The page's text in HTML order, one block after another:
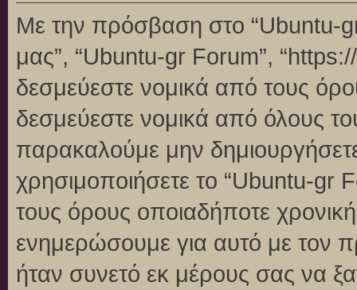
Με την πρόσβαση στο “Ubuntu-gr
μας”, “Ubuntu-gr Forum”,
δεσμεύεστε νομικά από τους
δεσμεύεστε νομικά από όλους
παρακαλούμε μην
χρησιμοποιήσετε το “Ubuntu-gr
τους όρους οποιαδήποτε
ενημερώσουμε για αυτό με τον
ήταν συνετό εκ μέρους σας να